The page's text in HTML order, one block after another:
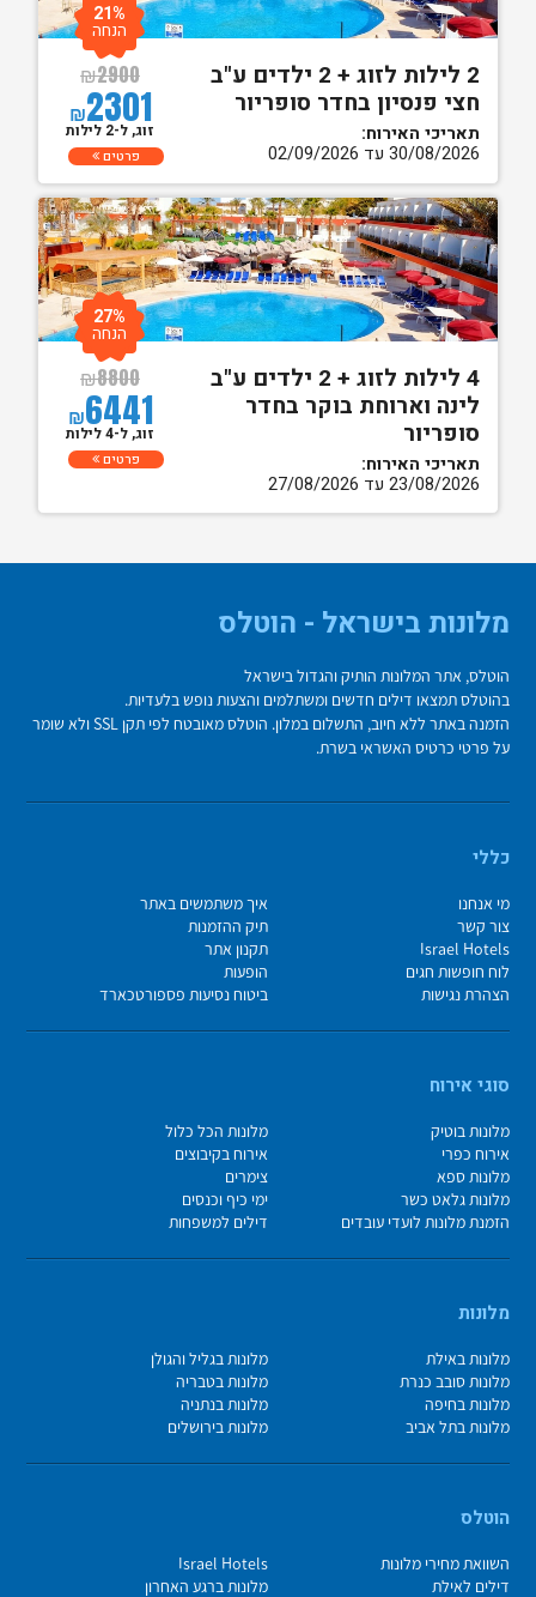
2 לילות לזוג + 2 ילדים ע"ב
חצי פנסיון בחדר סופריור
תאריכי האירוח:
30/08/2026 עד 02/09/2026
₪2900
₪2301
21%
הנחה
זוג, ל-2 לילות
פרטים
4 לילות לזוג + 2 ילדים ע"ב
לינה וארוחת בוקר בחדר
סופריור
תאריכי האירוח:
23/08/2026 עד 27/08/2026
₪8800
₪6441
27%
הנחה
זוג, ל-4 לילות
פרטים
מלונות בישראל - הוטלס
הוטלס, אתר המלונות הותיק והגדול בישראל
בהוטלס תמצאו דילים חדשים ומשתלמים והצעות נופש בלעדיות.
הזמנה באתר ללא חיוב, התשלום במלון. הוטלס מאובטח לפי תקן SSL ולא שומר
על פרטי כרטיס האשראי בשרת.
כללי
מי אנחנו
איך משתמשים באתר
צור קשר
תיק ההזמנות
Israel Hotels
תקנון אתר
לוח חופשות חגים
הופעות
הצהרת נגישות
ביטוח נסיעות פספורטכארד
סוגי אירוח
מלונות בוטיק
מלונות הכל כלול
אירוח כפרי
אירוח בקיבוצים
מלונות ספא
צימרים
מלונות גלאט כשר
ימי כיף וכנסים
הזמנת מלונות לועדי עובדים
דילים למשפחות
מלונות
מלונות באילת
מלונות בגליל והגולן
מלונות סובב כנרת
מלונות בטבריה
מלונות בחיפה
מלונות בנתניה
מלונות בתל אביב
מלונות בירושלים
הוטלס
השוואת מחירי מלונות
Israel Hotels
דילים לאילת
מלונות ברגע האחרון